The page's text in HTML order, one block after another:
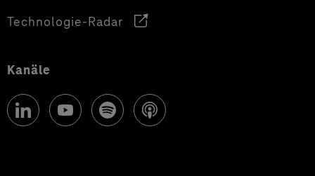
Technologie-Radar
Kanäle